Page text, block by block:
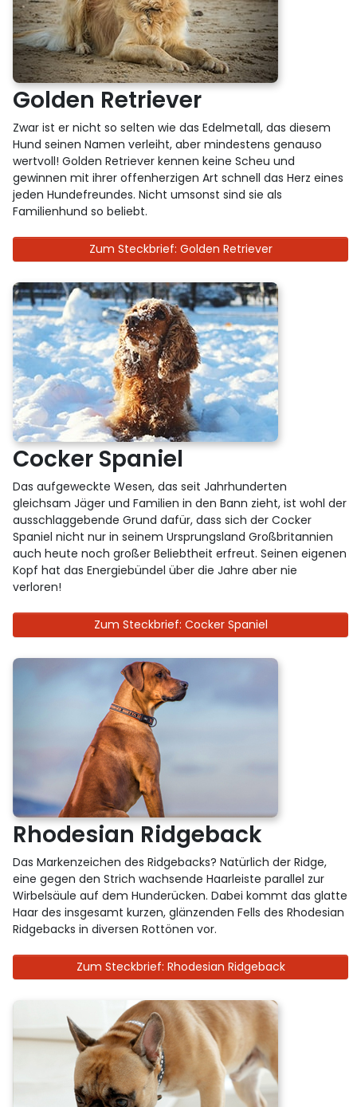
Golden Retriever
Zwar ist er nicht so selten wie das Edelmetall, das diesem
Hund seinen Namen verleiht, aber mindestens genauso
wertvoll! Golden Retriever kennen keine Scheu und
gewinnen mit ihrer offenherzigen Art schnell das Herz eines
jeden Hundefreundes. Nicht umsonst sind sie als
Familienhund so beliebt.
Zum Steckbrief: Golden Retriever
Cocker Spaniel
Das aufgeweckte Wesen, das seit Jahrhunderten
gleichsam Jäger und Familien in den Bann zieht, ist wohl der
ausschlaggebende Grund dafür, dass sich der Cocker
Spaniel nicht nur in seinem Ursprungsland Großbritannien
auch heute noch großer Beliebtheit erfreut. Seinen eigenen
Kopf hat das Energiebündel über die Jahre aber nie
verloren!
Zum Steckbrief: Cocker Spaniel
Rhodesian Ridgeback
Das Markenzeichen des Ridgebacks? Natürlich der Ridge,
eine gegen den Strich wachsende Haarleiste parallel zur
Wirbelsäule auf dem Hunderücken. Dabei kommt das glatte
Haar des insgesamt kurzen, glänzenden Fells des Rhodesian
Ridgebacks in diversen Rottönen vor.
Zum Steckbrief: Rhodesian Ridgeback